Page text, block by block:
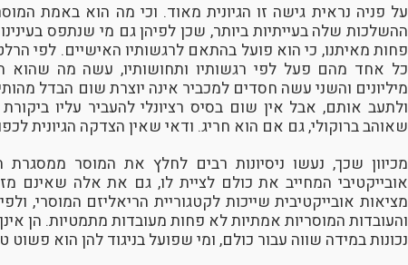
על פניה נראית גישה זו הגיונית מאוד. וכי מה הוא באמת
ההשלכות שלה בעייתיות ביותר, שכן לפיהן גם מי שנתפס
פחות מאיתנו, כי הוא פועל בהתאם לרגשותיו האישיים. לפי
כל אחד מהם פעל לפי רגשותיו ותחושותיו, עשה מה שהוא
מיליונים והשני עשה חסדים למכביר אינה יוצרת שום הבדל
ולתעב אותם, אבל אין שום בסיס רציונלי להעביר עליו
שאוהב ברוקולי, גם אם הוא חריג. ודאי שאין הצדקה הגיונית
מכיוון שכך, נעשו ניסיונות רבים לחלץ את המוסר ממסגרת
אובייקטיבי המחייב את כולם לציית לו, גם את אלה שאינם
מציאות אובייקטיבית שייכות לקטגוריית הריאליזם המוסרי,
והעובדות המוסריות אמתיות לא פחות מעובדות מתמטיות. הן
נכונות במידה שווה עבור כולם, ומי שפועל בניגוד להן הוא פשוט